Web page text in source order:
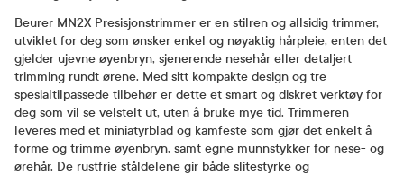
Beurer MN2X Presisjonstrimmer er en stilren og allsidig trimmer,
utviklet for deg som ønsker enkel og nøyaktig hårpleie, enten det
gjelder ujevne øyenbryn, sjenerende nesehår eller detaljert
trimming rundt ørene. Med sitt kompakte design og tre
spesialtilpassede tilbehør er dette et smart og diskret verktøy for
deg som vil se velstelt ut, uten å bruke mye tid. Trimmeren
leveres med et miniatyrblad og kamfeste som gjør det enkelt å
forme og trimme øyenbryn, samt egne munnstykker for nese- og
ørehår. De rustfrie ståldelene gir både slitestyrke og